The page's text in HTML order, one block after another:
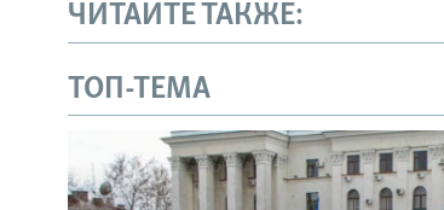
ЧИТАЙТЕ ТАКЖЕ:
ТОП-ТЕМА